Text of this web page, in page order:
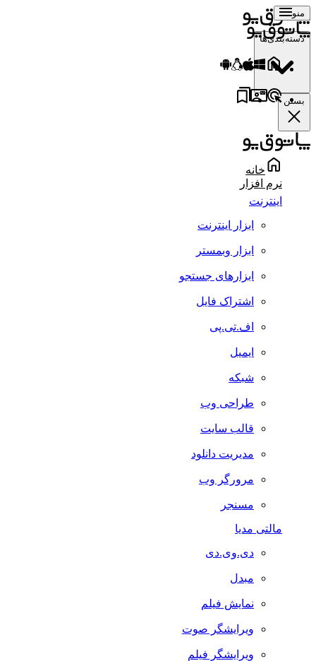
منو
دسته‌بندی‌ها
بستن
خانه
نرم افزار
اینترنت
ابزار اینترنت
ابزار وبمستر
ابزارهای جستجو
اشتراک فایل
اف.تی.پی
ایمیل
شبکه
طراحی وب
قالب سایت
مدیریت دانلود
مرورگر وب
مسنجر
مالتی مدیا
دی.وی.دی
مبدل
نمایش فیلم
ویرایشگر صوت
ویرایشگر فیلم